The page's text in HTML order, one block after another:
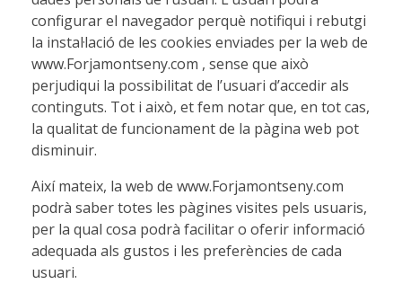
configurar el navegador perquè notifiqui i rebutgi
la instal·lació de les cookies enviades per la web de
www.Forjamontseny.com , sense que això
perjudiqui la possibilitat de l’usuari d’accedir als
continguts. Tot i això, et fem notar que, en tot cas,
la qualitat de funcionament de la pàgina web pot
disminuir.
Així mateix, la web de www.Forjamontseny.com
podrà saber totes les pàgines visites pels usuaris,
per la qual cosa podrà facilitar o oferir informació
adequada als gustos i les preferències de cada
usuari.